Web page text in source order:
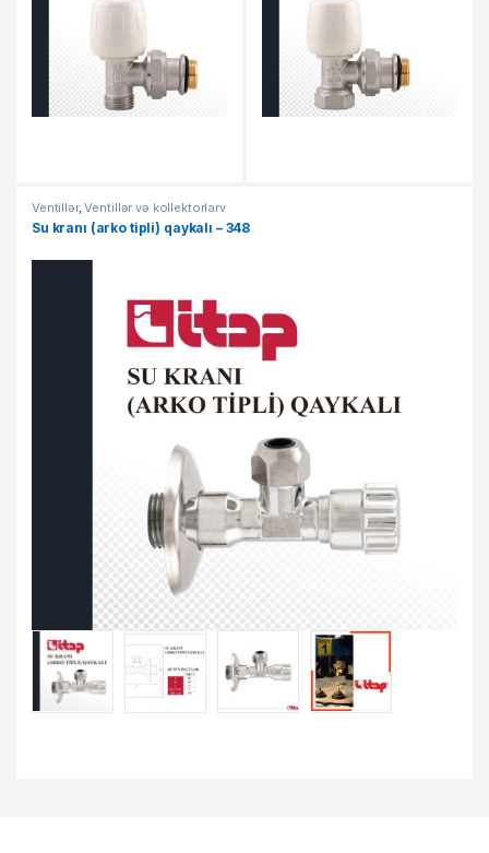
Ventillər,Ventillər və kollektorlarv
Su kranı (arko tipli) qaykalı – 348